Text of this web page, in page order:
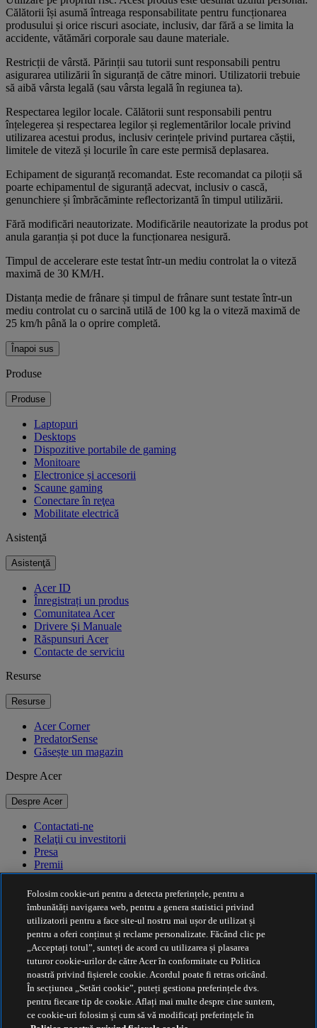
Călătorii își asumă întreaga responsabilitate pentru funcționarea
produsului și orice riscuri asociate, inclusiv, dar fără a se limita la
accidente, vătămări corporale sau daune materiale.
Restricții de vârstă. Părinții sau tutorii sunt responsabili pentru
asigurarea utilizării în siguranță de către minori. Utilizatorii trebuie
să aibă vârsta legală (sau vârsta legală în regiunea ta).
Respectarea legilor locale. Călătorii sunt responsabili pentru
înțelegerea și respectarea legilor și reglementărilor locale privind
utilizarea acestui produs, inclusiv cerințele privind purtarea căștii,
limitele de viteză și locurile în care este permisă deplasarea.
Echipament de siguranță recomandat. Este recomandat ca piloții să
poarte echipamentul de siguranță adecvat, inclusiv o cască,
genunchiere și îmbrăcăminte reflectorizantă în timpul utilizării.
Fără modificări neautorizate. Modificările neautorizate la produs pot
anula garanția și pot duce la funcționarea nesigură.
Timpul de accelerare este testat într-un mediu controlat la o viteză
maximă de 30 KM/H.
Distanța medie de frânare și timpul de frânare sunt testate într-un
mediu controlat cu o sarcină utilă de 100 kg la o viteză maximă de
25 km/h până la o oprire completă.
Înapoi sus
Produse
Produse
Laptopuri
Desktops
Dispozitive portabile de gaming
Monitoare
Electronice și accesorii
Scaune gaming
Conectare în reţea
Mobilitate electrică
Asistenţă
Asistenţă
Acer ID
Înregistrați un produs
Comunitatea Acer
Drivere Şi Manuale
Răspunsuri Acer
Contacte de serviciu
Resurse
Resurse
Acer Corner
PredatorSense
Găsește un magazin
Despre Acer
Despre Acer
Contactati-ne
Relaţii cu investitorii
Presa
Premii
Evenimente
Durabilitate
Durabilitate
Responsabilitate socială a corporației
Amprenta de carbon a produselor
Project Humanity
Earthion
Politica de Confidenţialitate
Folosim cookie-uri pentru a detecta preferințele, pentru a
îmbunătăți navigarea web, pentru a genera statistici privind
utilizatorii pentru a face site-ul nostru mai ușor de utilizat și
pentru a oferi conținut și reclame personalizate. Făcând clic pe
„Acceptați totul”, sunteți de acord cu utilizarea și plasarea
tuturor cookie-urilor de către Acer în conformitate cu Politica
noastră privind fișierele cookie. Acordul poate fi retras oricând.
În secțiunea „Setări cookie”, puteți gestiona preferințele dvs.
pentru fiecare tip de cookie. Aflați mai multe despre cine suntem,
ce cookie-uri folosim și cum să vă modificați preferințele în